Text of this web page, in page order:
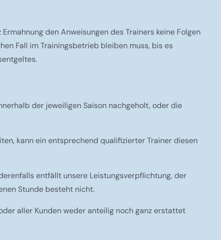
den Anweisungen des Trainers keine Folgen
Fall im Trainingsbetrieb bleiben muss, bis es
der jeweiligen Saison nachgeholt, oder die
kann ein entsprechend qualifizierter Trainer diesen
entfällt unsere Leistungsverpflichtung, der
Stunde besteht nicht.
aller Kunden weder anteilig noch ganz erstattet